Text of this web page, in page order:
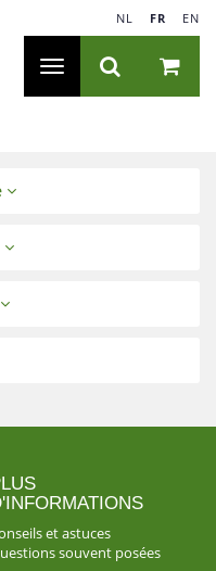
NL FR EN
Navigation
et astuces
souvent posées